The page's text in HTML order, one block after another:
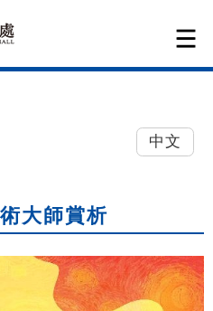
中文
大師賞析